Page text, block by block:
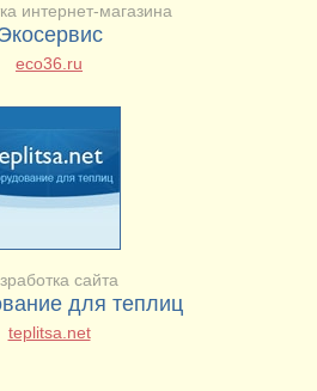
интернет-магазина
eco36.ru
сайта
для теплиц
teplitsa.net